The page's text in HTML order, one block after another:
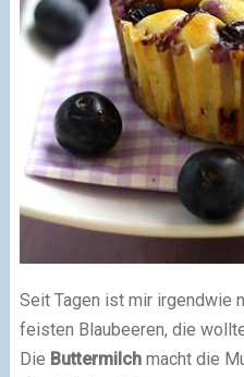
Seit Tagen ist mir irgendwie
feisten Blaubeeren, die
Die Buttermilchmacht die